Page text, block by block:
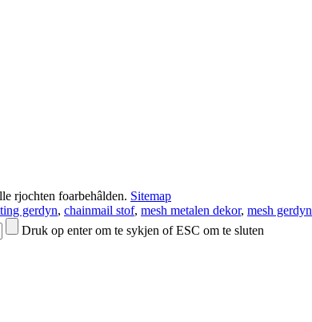
rjochten foarbehâlden. Sitemap
gerdyn, chainmail stof, mesh metalen dekor, mesh gerdyn
Druk op enter om te sykjen of ESC om te sluten